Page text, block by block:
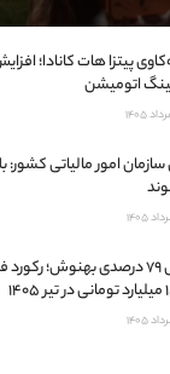
پیتزا هات کانادا؛
اتومیشن
امور مالیاتی کشور:
جهش ۷۹ درصدی بهنوش؛